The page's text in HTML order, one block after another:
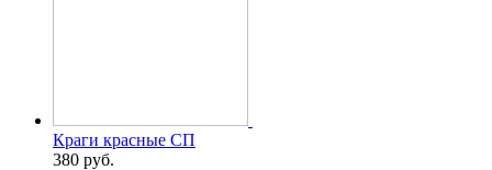
Краги красные СП
380 руб.